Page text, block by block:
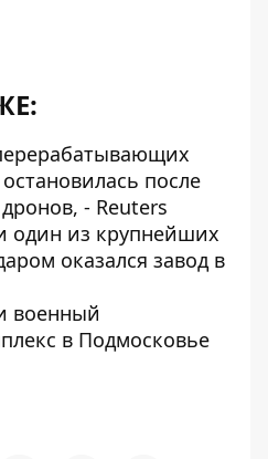
после
- Reuters
один из крупнейших
оказался завод в
военный
в Подмосковье